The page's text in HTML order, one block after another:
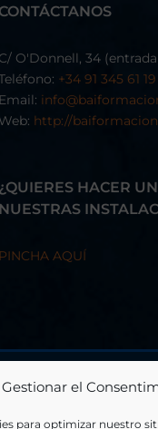
Gestionar el
para optimizar nuestro
CONTÁCTANOS
C/ O'Donnell, 34
+34 91 345 61 19
Email:
Web: http://
¿QUIERES HACER
NUESTRAS
PINCHA AQUÍ